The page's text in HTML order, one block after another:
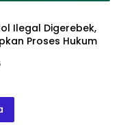
Ilegal Digerebek,
Proses Hukum